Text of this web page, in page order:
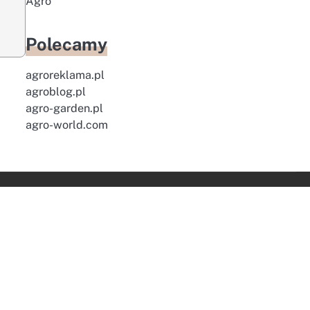
Polecamy
agroreklama.pl
agroblog.pl
agro-garden.pl
agro-world.com